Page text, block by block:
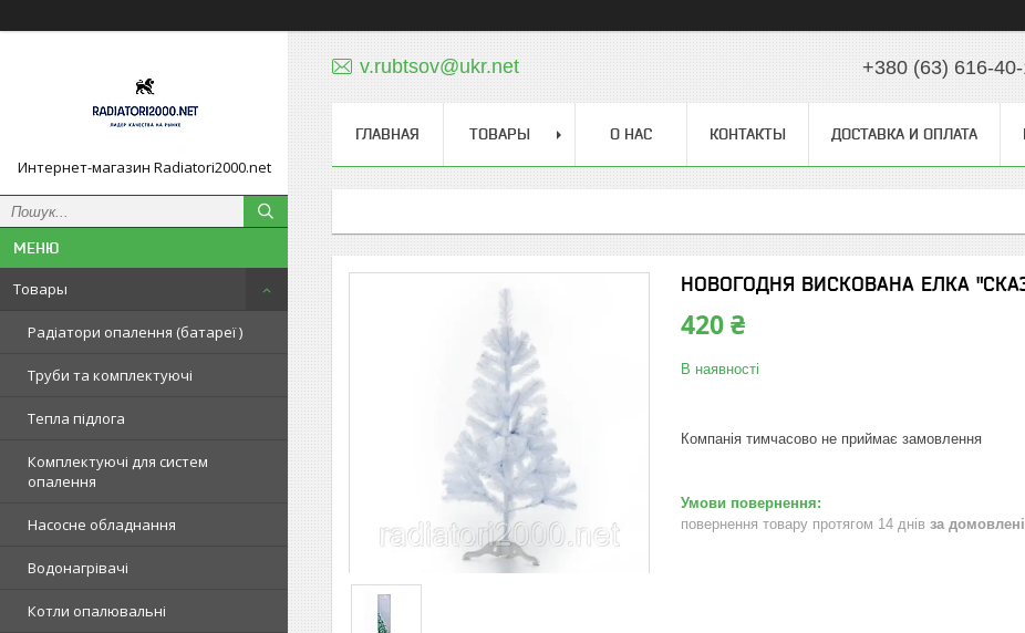
Интернет-магазин Radiatori2000.net
Товары
Радіатори опалення (батареї )
Труби та комплектуючі
Тепла підлога
Комплектуючі для систем
опалення
Насосне обладнання
Водонагрівачі
Котли опалювальні
v.rubtsov@ukr.net +380 (63) 616-
ГЛАВНАЯ ТОВАРЫ О НАС КОНТАКТЫ ДОСТАВКА И ОПЛАТА
НОВОГОДНЯ ВИСКОВАНА ЕЛКА
420 ₴
В наявності
Компанія тимчасово не приймає замовлення
повернення товару протягом 14 днів за